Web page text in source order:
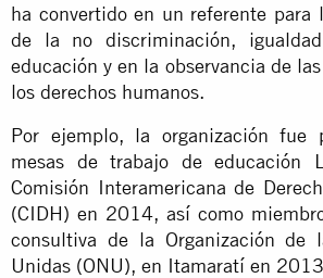
ha convertido en un referente para
de la no discriminación,
educación y en la observancia de
los derechos humanos.
Por ejemplo, la organización fue
mesas de trabajo de educación
Comisión Interamericana de
(CIDH) en 2014, así como
consultiva de la Organización de
Unidas (ONU), en Itamaratí en